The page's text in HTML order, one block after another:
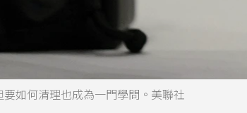
如何清理也成為一門學問。美聯社